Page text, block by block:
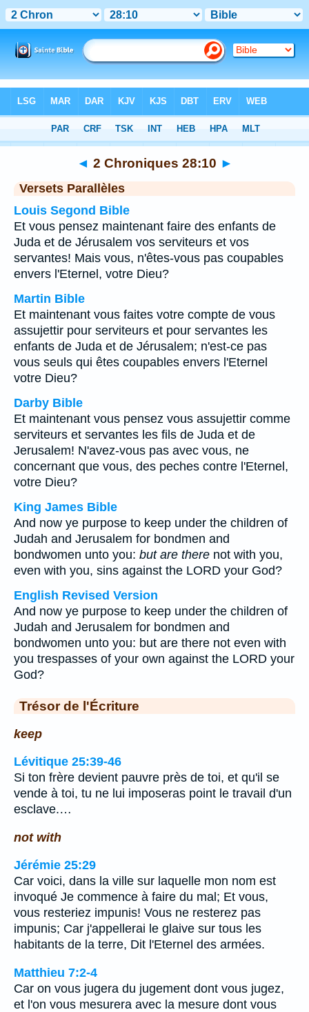
>Chapitre 28 > Verset 10
◄ 2 Chroniques 28:10 ►
Versets Parallèles
Louis Segond Bible
Et vous pensez maintenant faire des enfants de
Juda et de Jérusalem vos serviteurs et vos
servantes! Mais vous, n'êtes-vous pas coupables
envers l'Eternel, votre Dieu?
Martin Bible
Et maintenant vous faites votre compte de vous
assujettir pour serviteurs et pour servantes les
enfants de Juda et de Jérusalem; n'est-ce pas
vous seuls qui êtes coupables envers l'Eternel
votre Dieu?
Darby Bible
Et maintenant vous pensez vous assujettir comme
serviteurs et servantes les fils de Juda et de
Jerusalem! N'avez-vous pas avec vous, ne
concernant que vous, des peches contre l'Eternel,
votre Dieu?
King James Bible
And now ye purpose to keep under the children of
Judah and Jerusalem for bondmen and
bondwomen unto you: but are there not with you,
even with you, sins against the LORD your God?
English Revised Version
And now ye purpose to keep under the children of
Judah and Jerusalem for bondmen and
bondwomen unto you: but are there not even with
you trespasses of your own against the LORD your
God?
Trésor de l'Écriture
keep
Lévitique 25:39-46
Si ton frère devient pauvre près de toi, et qu'il se
vende à toi, tu ne lui imposeras point le travail d'un
esclave.…
not with
Jérémie 25:29
Car voici, dans la ville sur laquelle mon nom est
invoqué Je commence à faire du mal; Et vous,
vous resteriez impunis! Vous ne resterez pas
impunis; Car j'appellerai le glaive sur tous les
habitants de la terre, Dit l'Eternel des armées.
Matthieu 7:2-4
Car on vous jugera du jugement dont vous jugez,
et l'on vous mesurera avec la mesure dont vous